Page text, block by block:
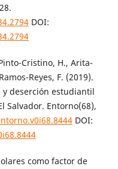
DOI:
Cristino, H., Arita-
Reyes, F. (2019).
y deserción estudiantil
Salvador. Entorno(68),
DOI:
como factor de